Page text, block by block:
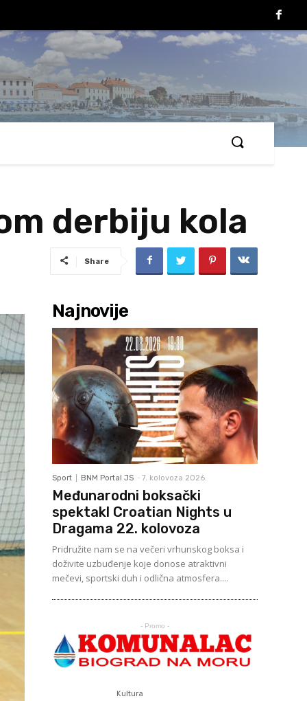
derbiju kola
Share
Najnovije
Sport BNM Portal JS - 7. kolovoza 2026.
Međunarodni boksački
spektakl Croatian Nights u
Dragama 22. kolovoza
Pridružite nam se na večeri vrhunskog boksa i
doživite uzbuđenje koje donose atraktivni
mečevi, sportski duh i odlična atmosfera....
- Promo -
Kultura